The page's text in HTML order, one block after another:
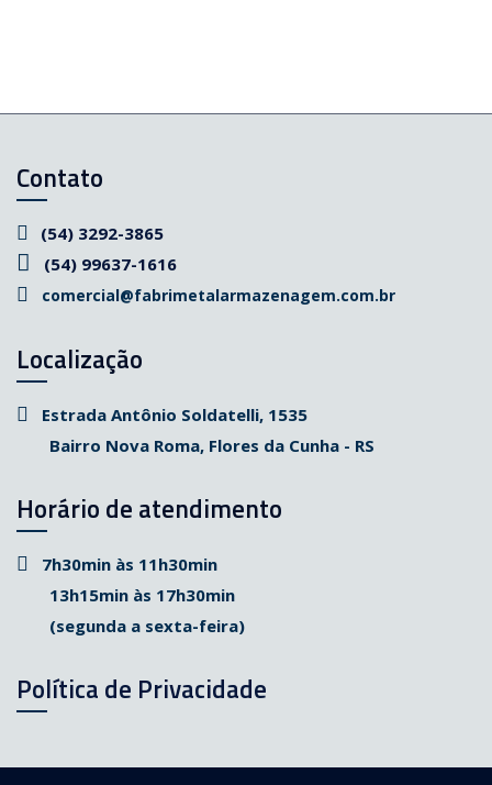
Contato
(54) 3292-3865
(54) 99637-1616
comercial@fabrimetalarmazenagem.com.br
Localização
Estrada Antônio Soldatelli, 1535
Bairro Nova Roma, Flores da Cunha - RS
Horário de atendimento
7h30min às 11h30min
13h15min às 17h30min
(segunda a sexta-feira)
Política de Privacidade